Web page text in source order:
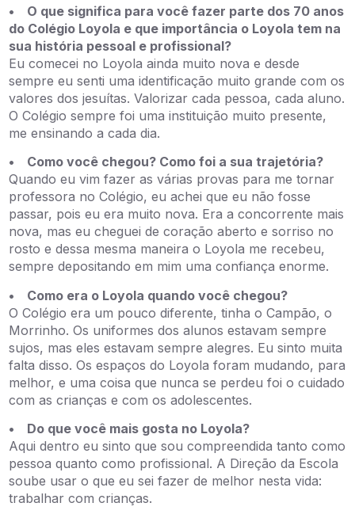
• O que significa para você fazer parte dos 70 anos
do Colégio Loyola e que importância o Loyola tem na
sua história pessoal e profissional?
Eu comecei no Loyola ainda muito nova e desde
sempre eu senti uma identificação muito grande com os
valores dos jesuítas. Valorizar cada pessoa, cada aluno.
O Colégio sempre foi uma instituição muito presente,
me ensinando a cada dia.
• Como você chegou? Como foi a sua trajetória?
Quando eu vim fazer as várias provas para me tornar
professora no Colégio, eu achei que eu não fosse
passar, pois eu era muito nova. Era a concorrente mais
nova, mas eu cheguei de coração aberto e sorriso no
rosto e dessa mesma maneira o Loyola me recebeu,
sempre depositando em mim uma confiança enorme.
• Como era o Loyola quando você chegou?
O Colégio era um pouco diferente, tinha o Campão, o
Morrinho. Os uniformes dos alunos estavam sempre
sujos, mas eles estavam sempre alegres. Eu sinto muita
falta disso. Os espaços do Loyola foram mudando, para
melhor, e uma coisa que nunca se perdeu foi o cuidado
com as crianças e com os adolescentes.
• Do que você mais gosta no Loyola?
Aqui dentro eu sinto que sou compreendida tanto como
pessoa quanto como profissional. A Direção da Escola
soube usar o que eu sei fazer de melhor nesta vida:
trabalhar com crianças.